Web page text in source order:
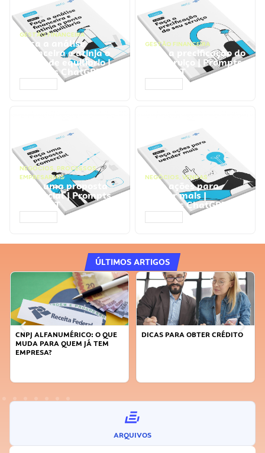
GESTÃO FINANCEIRA
Faça a análise
financeira e atinja o
ponto de equilíbrio |
Prompts ChatGPT
GESTÃO FINANCEIRA
Faça a precificação do
seu serviço | Prompts
ChatGPT
NEGÓCIOS, PROCESSOS
EMPRESARIAIS
Faça uma proposta
comercial | Prompts
ChatGPT
NEGÓCIOS, VENDAS
Faça ações para
vender mais |
Prompts ChatGPT
ÚLTIMOS ARTIGOS
DICAS PARA OBTER CRÉDITO
FAÇA A DIFERENÇA: SEJA
ARQUIVOS